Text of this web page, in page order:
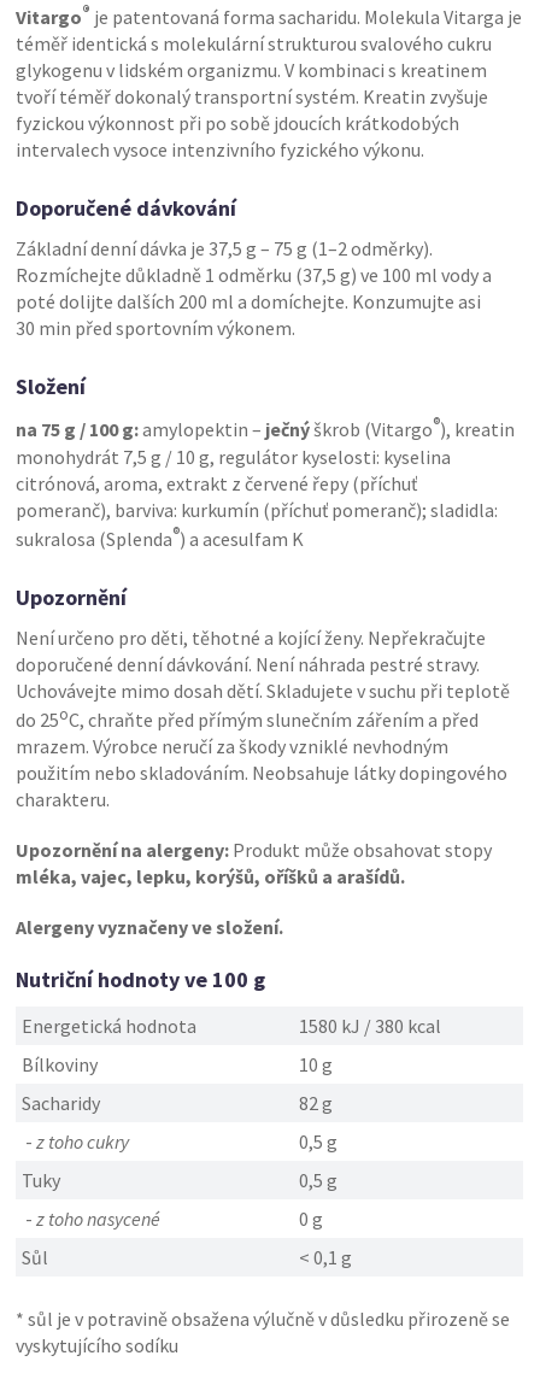
Vitargo® je patentovaná forma sacharidu. Molekula Vitarga je
téměř identická s molekulární strukturou svalového cukru
glykogenu v lidském organizmu. V kombinaci s kreatinem
tvoří téměř dokonalý transportní systém. Kreatin zvyšuje
fyzickou výkonnost při po sobě jdoucích krátkodobých
intervalech vysoce intenzivního fyzického výkonu.
Doporučené dávkování
Základní denní dávka je 37,5 g – 75 g (1–2 odměrky).
Rozmíchejte důkladně 1 odměrku (37,5 g) ve 100 ml vody a
poté dolijte dalších 200 ml a domíchejte. Konzumujte asi
30 min před sportovním výkonem.
Složení
na 75 g / 100 g:amylopektin – ječný škrob (Vitargo®), kreatin
monohydrát 7,5 g / 10 g, regulátor kyselosti: kyselina
citrónová, aroma, extrakt z červené řepy (příchuť
pomeranč), barviva: kurkumín (příchuť pomeranč); sladidla:
sukralosa (Splenda®) a acesulfam K
Upozornění
Není určeno pro děti, těhotné a kojící ženy. Nepřekračujte
doporučené denní dávkování. Není náhrada pestré stravy.
Uchovávejte mimo dosah dětí. Skladujete v suchu při teplotě
do 25oC, chraňte před přímým slunečním zářením a před
mrazem. Výrobce neručí za škody vzniklé nevhodným
použitím nebo skladováním. Neobsahuje látky dopingového
charakteru.
Upozornění na alergeny: Produkt může obsahovat stopy
mléka, vajec, lepku, korýšů, oříšků a arašídů.
Alergeny vyznačeny ve složení.
Nutriční hodnoty ve 100 g
Energetická hodnota
1580 kJ / 380 kcal
Bílkoviny
10 g
Sacharidy
82 g
-z toho cukry
0,5 g
Tuky
0,5 g
-z toho nasycené
0 g
Sůl
< 0,1 g
* sůl je v potravině obsažena výlučně v důsledku přirozeně se
vyskytujícího sodíku